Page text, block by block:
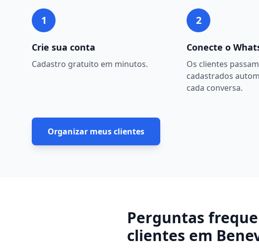
1
Crie sua conta
Cadastro gratuito em minutos.
2
Conecte o
Os clientes
cadastrados
cada conversa.
Organizar meus clientes
Perguntas
clientes em